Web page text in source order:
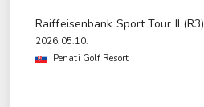
Raiffeisenbank Sport Tour II (R3)
2026.05.10.
Penati Golf Resort